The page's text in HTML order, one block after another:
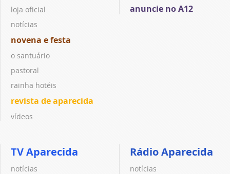
loja oficial
notícias
novena e festa
o santuário
pastoral
rainha hotéis
revista de aparecida
vídeos
anuncie no A12
TV Aparecida
notícias
Rádio Aparecida
notícias